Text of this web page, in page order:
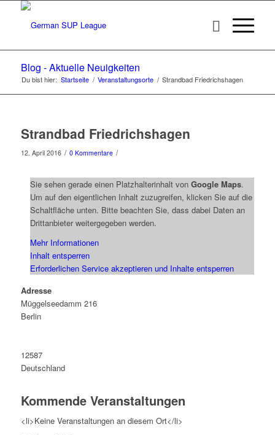
Blog - Aktuelle Neuigkeiten
Du bist hier: Startseite / Veranstaltungsorte / Strandbad Friedrichshagen
Strandbad Friedrichshagen
12. April 2016 / 0 Kommentare /
Sie sehen gerade einen Platzhalterinhalt von Google Maps.
Um auf den eigentlichen Inhalt zuzugreifen, klicken Sie auf die
Schaltfläche unten. Bitte beachten Sie, dass dabei Daten an
Drittanbieter weitergegeben werden.
Mehr Informationen
Inhalt entsperren
Erforderlichen Service akzeptieren und Inhalte entsperren
Adresse
Müggelseedamm 216
Berlin
12587
Deutschland
Kommende Veranstaltungen
<li>Keine Veranstaltungen an diesem Ort</li>